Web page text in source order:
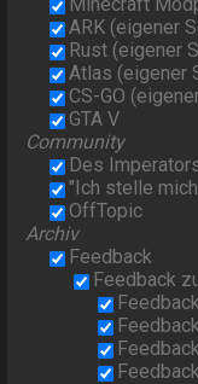
Minecraft
ARK (eigener
Rust (eigener
Atlas (eigener
CS-GO
GTA V
Community
Des
"Ich stelle
OffTopic
Archiv
Feedback
Feedback